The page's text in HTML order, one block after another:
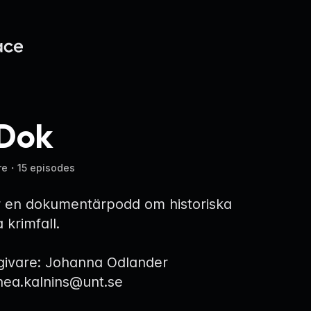
・ 15 episodes
en dokumentärpodd om historiska
krimfall.
Johanna Odlander